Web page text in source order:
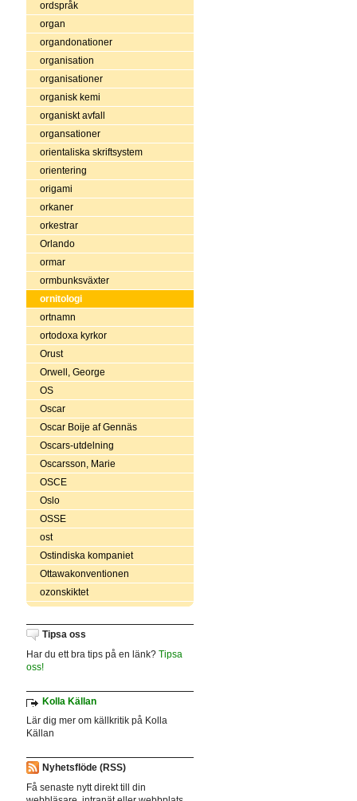
ordspråk
organ
organdonationer
organisation
organisationer
organisk kemi
organiskt avfall
organsationer
orientaliska skriftsystem
orientering
origami
orkaner
orkestrar
Orlando
ormar
ormbunksväxter
ornitologi
ortnamn
ortodoxa kyrkor
Orust
Orwell, George
OS
Oscar
Oscar Boije af Gennäs
Oscars-utdelning
Oscarsson, Marie
OSCE
Oslo
OSSE
ost
Ostindiska kompaniet
Ottawakonventionen
ozonskiktet
Tipsa oss
Har du ett bra tips på en länk? Tipsa
oss!
Kolla Källan
Lär dig mer om källkritik på Kolla
Källan
Nyhetsflöde (RSS)
Få senaste nytt direkt till din